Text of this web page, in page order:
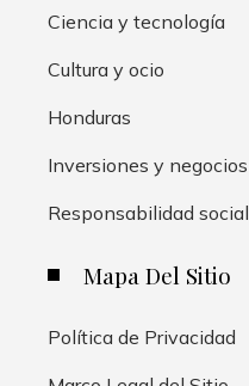
Ciencia y tecnología
Cultura y ocio
Honduras
Inversiones y negocios
Responsabilidad social
Mapa Del Sitio
Política de Privacidad